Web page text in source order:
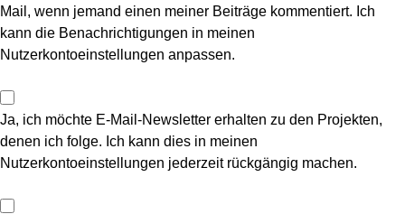
Mail, wenn jemand einen meiner Beiträge kommentiert. Ich
kann die Benachrichtigungen in meinen
Nutzerkontoeinstellungen anpassen.
Ja, ich möchte E-Mail-Newsletter erhalten zu den Projekten,
denen ich folge. Ich kann dies in meinen
Nutzerkontoeinstellungen jederzeit rückgängig machen.